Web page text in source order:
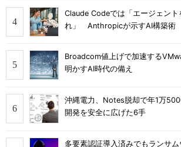
Claude Codeでは「エージェン
れ」 Anthropicが示すAI構築術
Broadcom値上げで加速する
明かすAI時代の備え
沖縄電力、Notes脱却で年1万
開発を安全に広げた6手
多要素認証導入済みでもランサ